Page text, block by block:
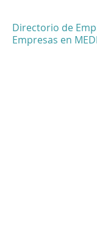
Directorio de
Empresas en